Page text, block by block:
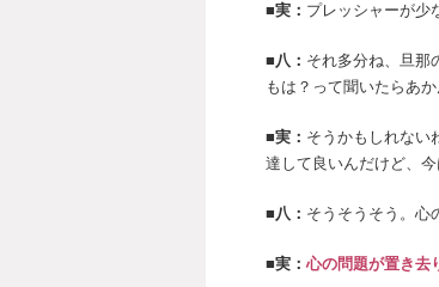
■実： プレッシャーが少
■八： それ多分ね、旦那
もは？って聞いたらあ
■実： そうかもしれない
達して良いんだけど、
■八： そうそうそう。心
■実： 心の問題が置き去